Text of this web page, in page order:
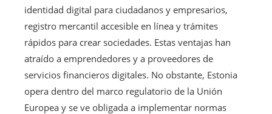
identidad digital para ciudadanos y empresarios,
registro mercantil accesible en línea y trámites
rápidos para crear sociedades. Estas ventajas han
atraído a emprendedores y a proveedores de
servicios financieros digitales. No obstante, Estonia
opera dentro del marco regulatorio de la Unión
Europea y se ve obligada a implementar normas